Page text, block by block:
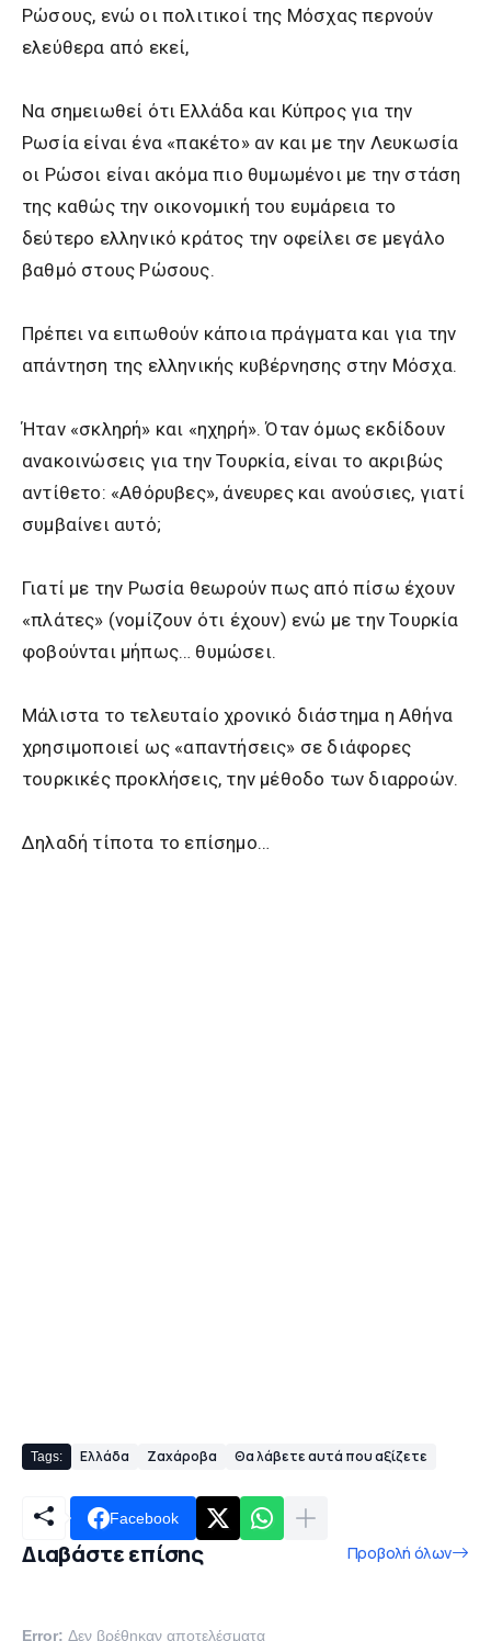
Ρώσους, ενώ οι πολιτικοί της Μόσχας περνούν
ελεύθερα από εκεί,
Να σημειωθεί ότι Ελλάδα και Κύπρος για την
Ρωσία είναι ένα «πακέτο» αν και με την Λευκωσία
οι Ρώσοι είναι ακόμα πιο θυμωμένοι με την στάση
της καθώς την οικονομική του ευμάρεια το
δεύτερο ελληνικό κράτος την οφείλει σε μεγάλο
βαθμό στους Ρώσους.
Πρέπει να ειπωθούν κάποια πράγματα και για την
απάντηση της ελληνικής κυβέρνησης στην Μόσχα.
Ήταν «σκληρή» και «ηχηρή». Όταν όμως εκδίδουν
ανακοινώσεις για την Τουρκία, είναι το ακριβώς
αντίθετο: «Αθόρυβες», άνευρες και ανούσιες, γιατί
συμβαίνει αυτό;
Γιατί με την Ρωσία θεωρούν πως από πίσω έχουν
«πλάτες» (νομίζουν ότι έχουν) ενώ με την Τουρκία
φοβούνται μήπως… θυμώσει.
Μάλιστα το τελευταίο χρονικό διάστημα η Αθήνα
χρησιμοποιεί ως «απαντήσεις» σε διάφορες
τουρκικές προκλήσεις, την μέθοδο των διαρροών.
Δηλαδή τίποτα το επίσημο…
Tags: Ελλάδα Ζαχάροβα Θα λάβετε αυτά που αξίζετε
Facebook
Διαβάστε επίσης Προβολή όλων
Error: Δεν βρέθηκαν αποτελέσματα